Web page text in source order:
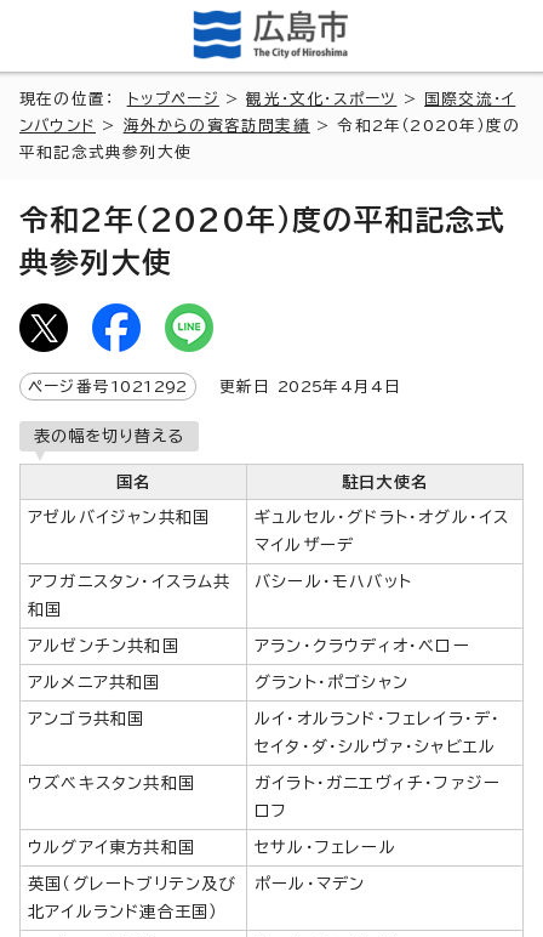
現在の位置： トップページ >観光・文化・スポーツ >
国際交流・イ
ンバウンド
> 海外からの賓客訪問実績 > 令和2年（2020年）度の
平和記念式典参列大使
令和2年（2020年）度の平和記念式
典参列大使
ページ番号 1021292 更新日 2025年4月4日
表の幅を切り替える
国名 駐日大使名
アゼルバイジャン共和国
ギュルセル・グドラト・オグル・イス
マイルザーデ
アフガニスタン・イスラム共
和国
バシール・モハバット
アルゼンチン共和国 アラン・クラウディオ・ベロー
アルメニア共和国 グラント・ポゴシャン
アンゴラ共和国
ルイ・オルランド・フェレイラ・デ・
セイタ・ダ・シルヴァ・シャビエル
ウズベキスタン共和国
ガイラト・ガニエヴィチ・ファジー
ロフ
ウルグアイ東方共和国 セサル・フェレール
英国（グレートブリテン及び
北アイルランド連合王国）
ポール・マデン